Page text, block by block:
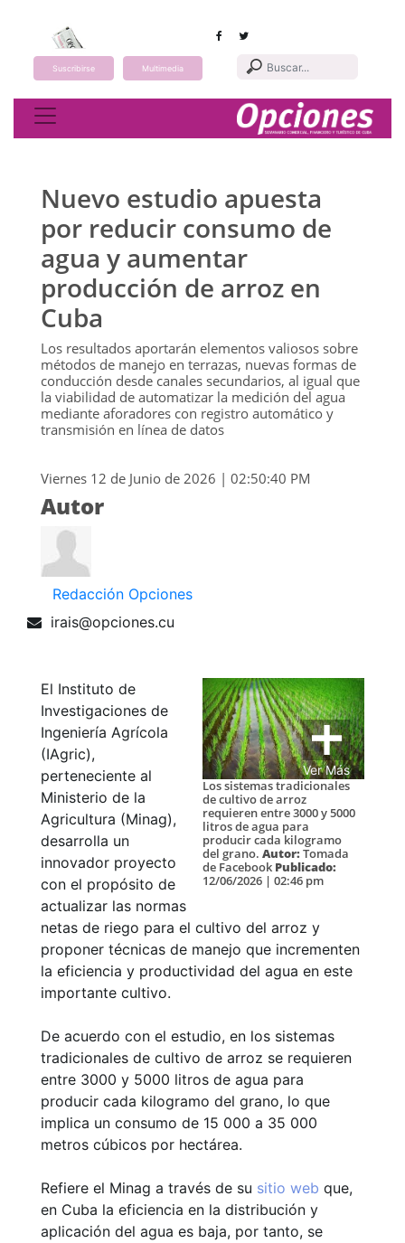
Suscribirse Multimedia
Toggle navigation
Nuevo estudio apuesta
por reducir consumo de
agua y aumentar
producción de arroz en
Cuba
Los resultados aportarán elementos valiosos sobre
métodos de manejo en terrazas, nuevas formas de
conducción desde canales secundarios, al igual que
la viabilidad de automatizar la medición del agua
mediante aforadores con registro automático y
transmisión en línea de datos
Viernes 12 de Junio de 2026 | 02:50:40 PM
Autor
Redacción Opciones
irais@opciones.cu
Ver Más
Los sistemas tradicionales
de cultivo de arroz
requieren entre 3000 y 5000
litros de agua para
producir cada kilogramo
del grano. Autor: Tomada
de Facebook Publicado:
12/06/2026 | 02:46 pm
El Instituto de
Investigaciones de
Ingeniería Agrícola
(IAgric),
perteneciente al
Ministerio de la
Agricultura (Minag),
desarrolla un
innovador proyecto
con el propósito de
actualizar las normas
netas de riego para el cultivo del arroz y
proponer técnicas de manejo que incrementen
la eficiencia y productividad del agua en este
importante cultivo.
De acuerdo con el estudio, en los sistemas
tradicionales de cultivo de arroz se requieren
entre 3000 y 5000 litros de agua para
producir cada kilogramo del grano, lo que
implica un consumo de 15 000 a 35 000
metros cúbicos por hectárea.
Refiere el Minag a través de su sitio web que,
en Cuba la eficiencia en la distribución y
aplicación del agua es baja, por tanto, se